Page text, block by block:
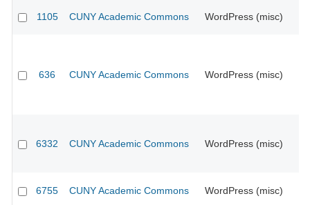
1105 CUNY Academic Commons WordPress (misc)
636 CUNY Academic Commons WordPress (misc)
6332 CUNY Academic Commons WordPress (misc)
6755 CUNY Academic Commons WordPress (misc)